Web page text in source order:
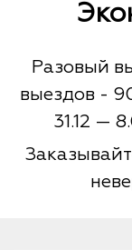
Разовый
выездов -
31.12 —